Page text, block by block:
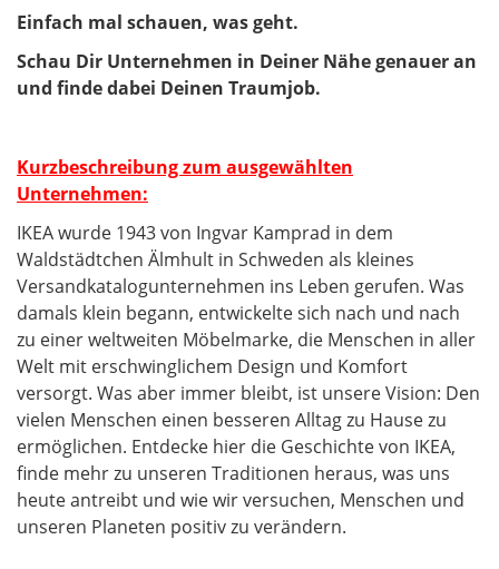
Einfach mal schauen, was geht.
Schau Dir Unternehmen in Deiner Nähe genauer an
und finde dabei Deinen Traumjob.
Kurzbeschreibung zum ausgewählten
Unternehmen:
IKEA wurde 1943 von Ingvar Kamprad in dem
Waldstädtchen Älmhult in Schweden als kleines
Versandkatalogunternehmen ins Leben gerufen. Was
damals klein begann, entwickelte sich nach und nach
zu einer weltweiten Möbelmarke, die Menschen in aller
Welt mit erschwinglichem Design und Komfort
versorgt. Was aber immer bleibt, ist unsere Vision: Den
vielen Menschen einen besseren Alltag zu Hause zu
ermöglichen. Entdecke hier die Geschichte von IKEA,
finde mehr zu unseren Traditionen heraus, was uns
heute antreibt und wie wir versuchen, Menschen und
unseren Planeten positiv zu verändern.